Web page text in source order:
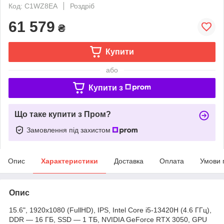
Код: C1WZ8EA
Роздріб
61 579 ₴
Купити
або
Купити з
Що таке купити з Пром?
Замовлення під захистом
Опис Характеристики Доставка Оплата Умови
Опис
15.6", 1920х1080 (FullHD), IPS, Intel Core i5-13420H (4.6 ГГц),
DDR — 16 ГБ, SSD — 1 ТБ, NVIDIA GeForce RTX 3050, GPU